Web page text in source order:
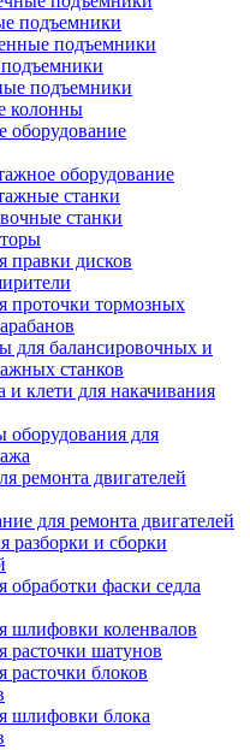
подъемники
подъемники
подъемники
колонны
оборудование
станки
станки
правки дисков
проточки тормозных
для балансировочных и
станков
и клети для накачивания
оборудования для
ремонта двигателей
для ремонта двигателей
разборки и сборки
обработки фаски седла
шлифовки коленвалов
расточки шатунов
расточки блоков
шлифовки блока